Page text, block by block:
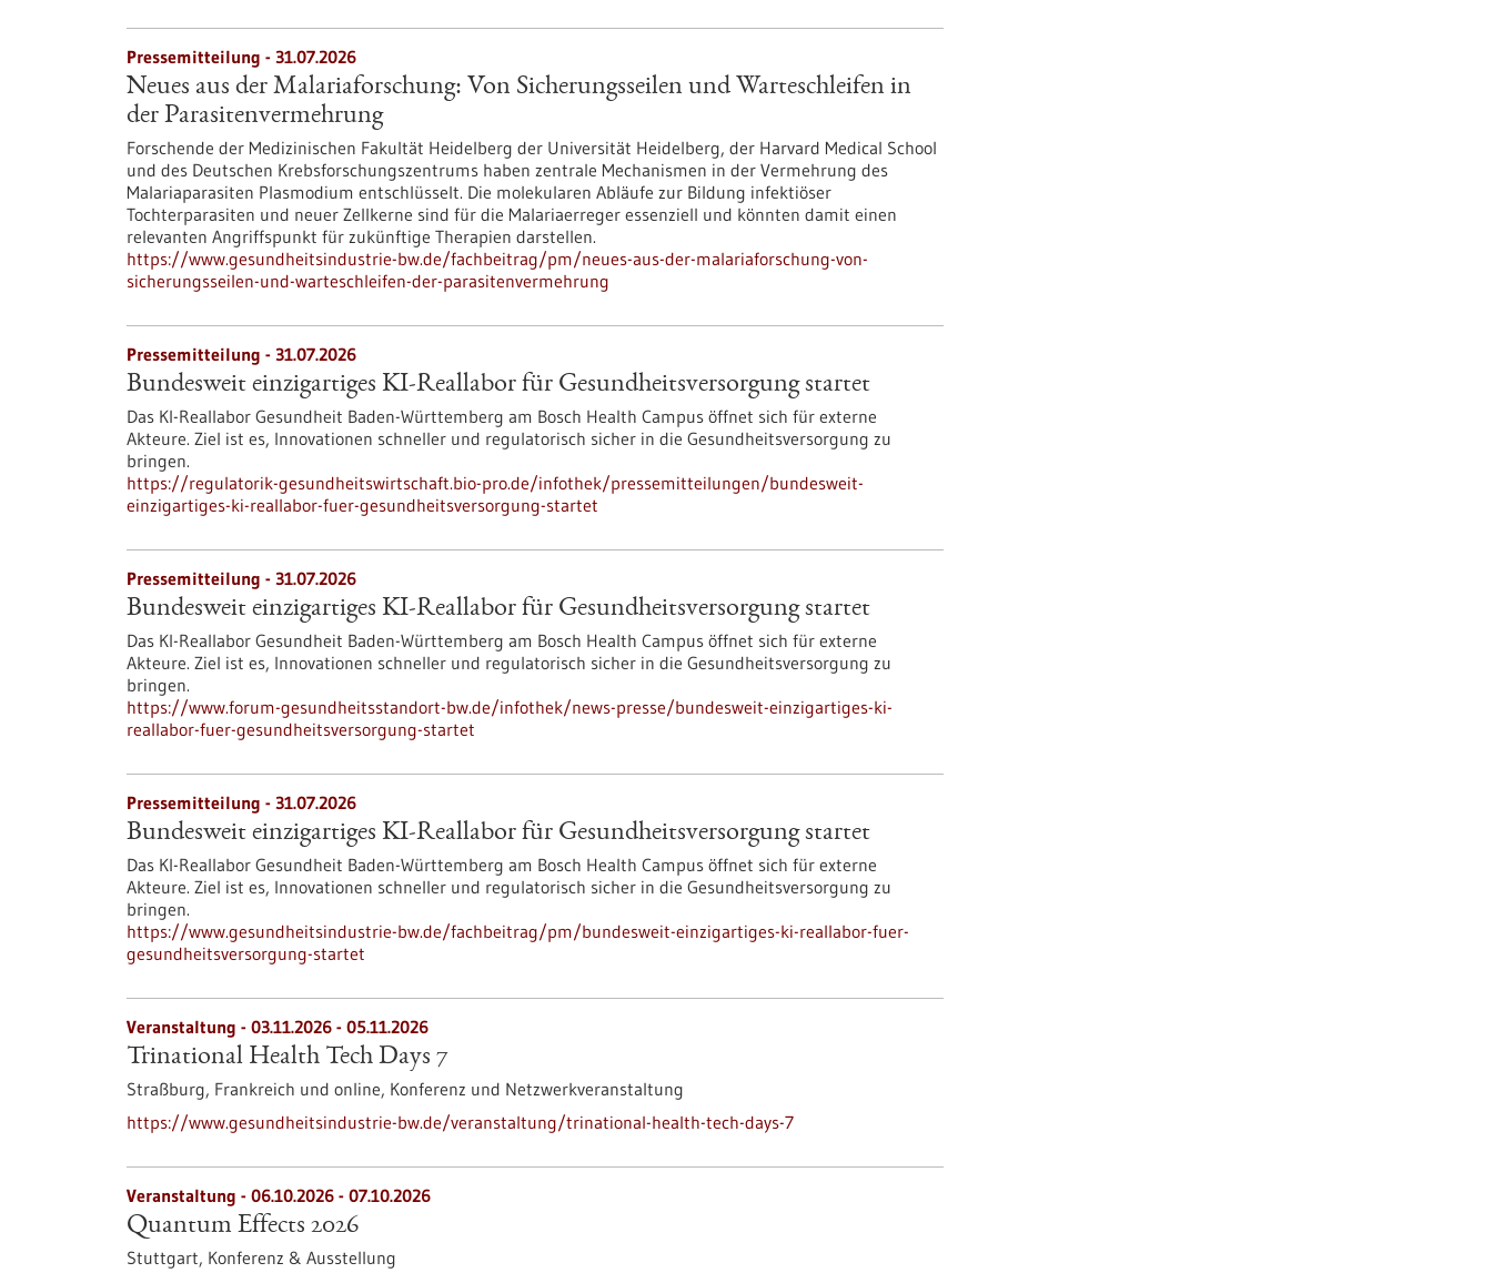
Pressemitteilung - 31.07.2026
Neues aus der Malariaforschung: Von Sicherungsseilen und Warteschleifen in
der Parasitenvermehrung
Forschende der Medizinischen Fakultät Heidelberg der Universität Heidelberg, der Harvard Medical School
und des Deutschen Krebsforschungszentrums haben zentrale Mechanismen in der Vermehrung des
Malariaparasiten Plasmodium entschlüsselt. Die molekularen Abläufe zur Bildung infektiöser
Tochterparasiten und neuer Zellkerne sind für die Malariaerreger essenziell und könnten damit einen
relevanten Angriffspunkt für zukünftige Therapien darstellen.
https://www.gesundheitsindustrie-bw.de/fachbeitrag/pm/neues-aus-der-malariaforschung-von-
sicherungsseilen-und-warteschleifen-der-parasitenvermehrung
Pressemitteilung - 31.07.2026
Bundesweit einzigartiges KI-Reallabor für Gesundheits­versorgung startet
Das KI-Reallabor Gesundheit Baden-Württemberg am Bosch Health Campus öffnet sich für externe
Akteure. Ziel ist es, Innovationen schneller und regulatorisch sicher in die Gesundheitsversorgung zu
bringen.
https://regulatorik-gesundheitswirtschaft.bio-pro.de/infothek/pressemitteilungen/bundesweit-
einzigartiges-ki-reallabor-fuer-gesundheitsversorgung-startet
Pressemitteilung - 31.07.2026
Bundesweit einzigartiges KI-Reallabor für Gesundheits­versorgung startet
Das KI-Reallabor Gesundheit Baden-Württemberg am Bosch Health Campus öffnet sich für externe
Akteure. Ziel ist es, Innovationen schneller und regulatorisch sicher in die Gesundheitsversorgung zu
bringen.
https://www.forum-gesundheitsstandort-bw.de/infothek/news-presse/bundesweit-einzigartiges-ki-
reallabor-fuer-gesundheitsversorgung-startet
Pressemitteilung - 31.07.2026
Bundesweit einzigartiges KI-Reallabor für Gesundheits­versorgung startet
Das KI-Reallabor Gesundheit Baden-Württemberg am Bosch Health Campus öffnet sich für externe
Akteure. Ziel ist es, Innovationen schneller und regulatorisch sicher in die Gesundheitsversorgung zu
bringen.
https://www.gesundheitsindustrie-bw.de/fachbeitrag/pm/bundesweit-einzigartiges-ki-reallabor-fuer-
gesundheitsversorgung-startet
Veranstaltung - 03.11.2026 - 05.11.2026
Trinational Health Tech Days 7
Straßburg, Frankreich und online, Konferenz und Netzwerkveranstaltung
https://www.gesundheitsindustrie-bw.de/veranstaltung/trinational-health-tech-days-7
Veranstaltung - 06.10.2026 - 07.10.2026
Quantum Effects 2026
Stuttgart, Konferenz & Ausstellung